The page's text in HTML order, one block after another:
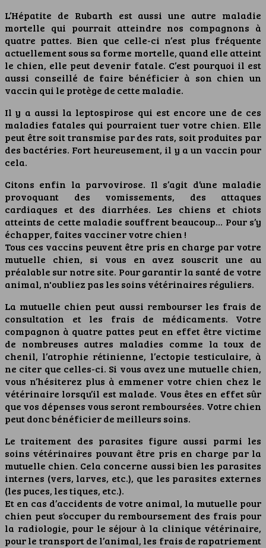
L’Hépatite de Rubarth est aussi une autre maladie
mortelle qui pourrait atteindre nos compagnons à
quatre pattes. Bien que celle-ci n’est plus fréquente
actuellement sous sa forme mortelle, quand elle atteint
le chien, elle peut devenir fatale. C’est pourquoi il est
aussi conseillé de faire bénéficier à son chien un
vaccin qui le protège de cette maladie.
Il y a aussi la leptospirose qui est encore une de ces
maladies fatales qui pourraient tuer votre chien. Elle
peut être soit transmise par des rats, soit produites par
des bactéries. Fort heureusement, il y a un vaccin pour
cela.
Citons enfin la parvovirose. Il s’agit d’une maladie
provoquant des vomissements, des attaques
cardiaques et des diarrhées. Les chiens et chiots
atteints de cette maladie souffrent beaucoup… Pour s’y
échapper, faites vacciner votre chien !
Tous ces vaccins peuvent être pris en charge par votre
mutuelle chien, si vous en avez souscrit une au
préalable sur notre site. Pour garantir la santé de votre
animal, n'oubliez pas les soins vétérinaires réguliers.
La mutuelle chien peut aussi rembourser les frais de
consultation et les frais de médicaments. Votre
compagnon à quatre pattes peut en effet être victime
de nombreuses autres maladies comme la toux de
chenil, l’atrophie rétinienne, l’ectopie testiculaire, à
ne citer que celles-ci. Si vous avez une mutuelle chien,
vous n’hésiterez plus à emmener votre chien chez le
vétérinaire lorsqu’il est malade. Vous êtes en effet sûr
que vos dépenses vous seront remboursées. Votre chien
peut donc bénéficier de meilleurs soins.
Le traitement des parasites figure aussi parmi les
soins vétérinaires pouvant être pris en charge par la
mutuelle chien. Cela concerne aussi bien les parasites
internes (vers, larves, etc.), que les parasites externes
(les puces, les tiques, etc.).
Et en cas d’accidents de votre animal, la mutuelle pour
chien peut s’occuper du remboursement des frais pour
la radiologie, pour le séjour à la clinique vétérinaire,
pour le transport de l’animal, les frais de rapatriement